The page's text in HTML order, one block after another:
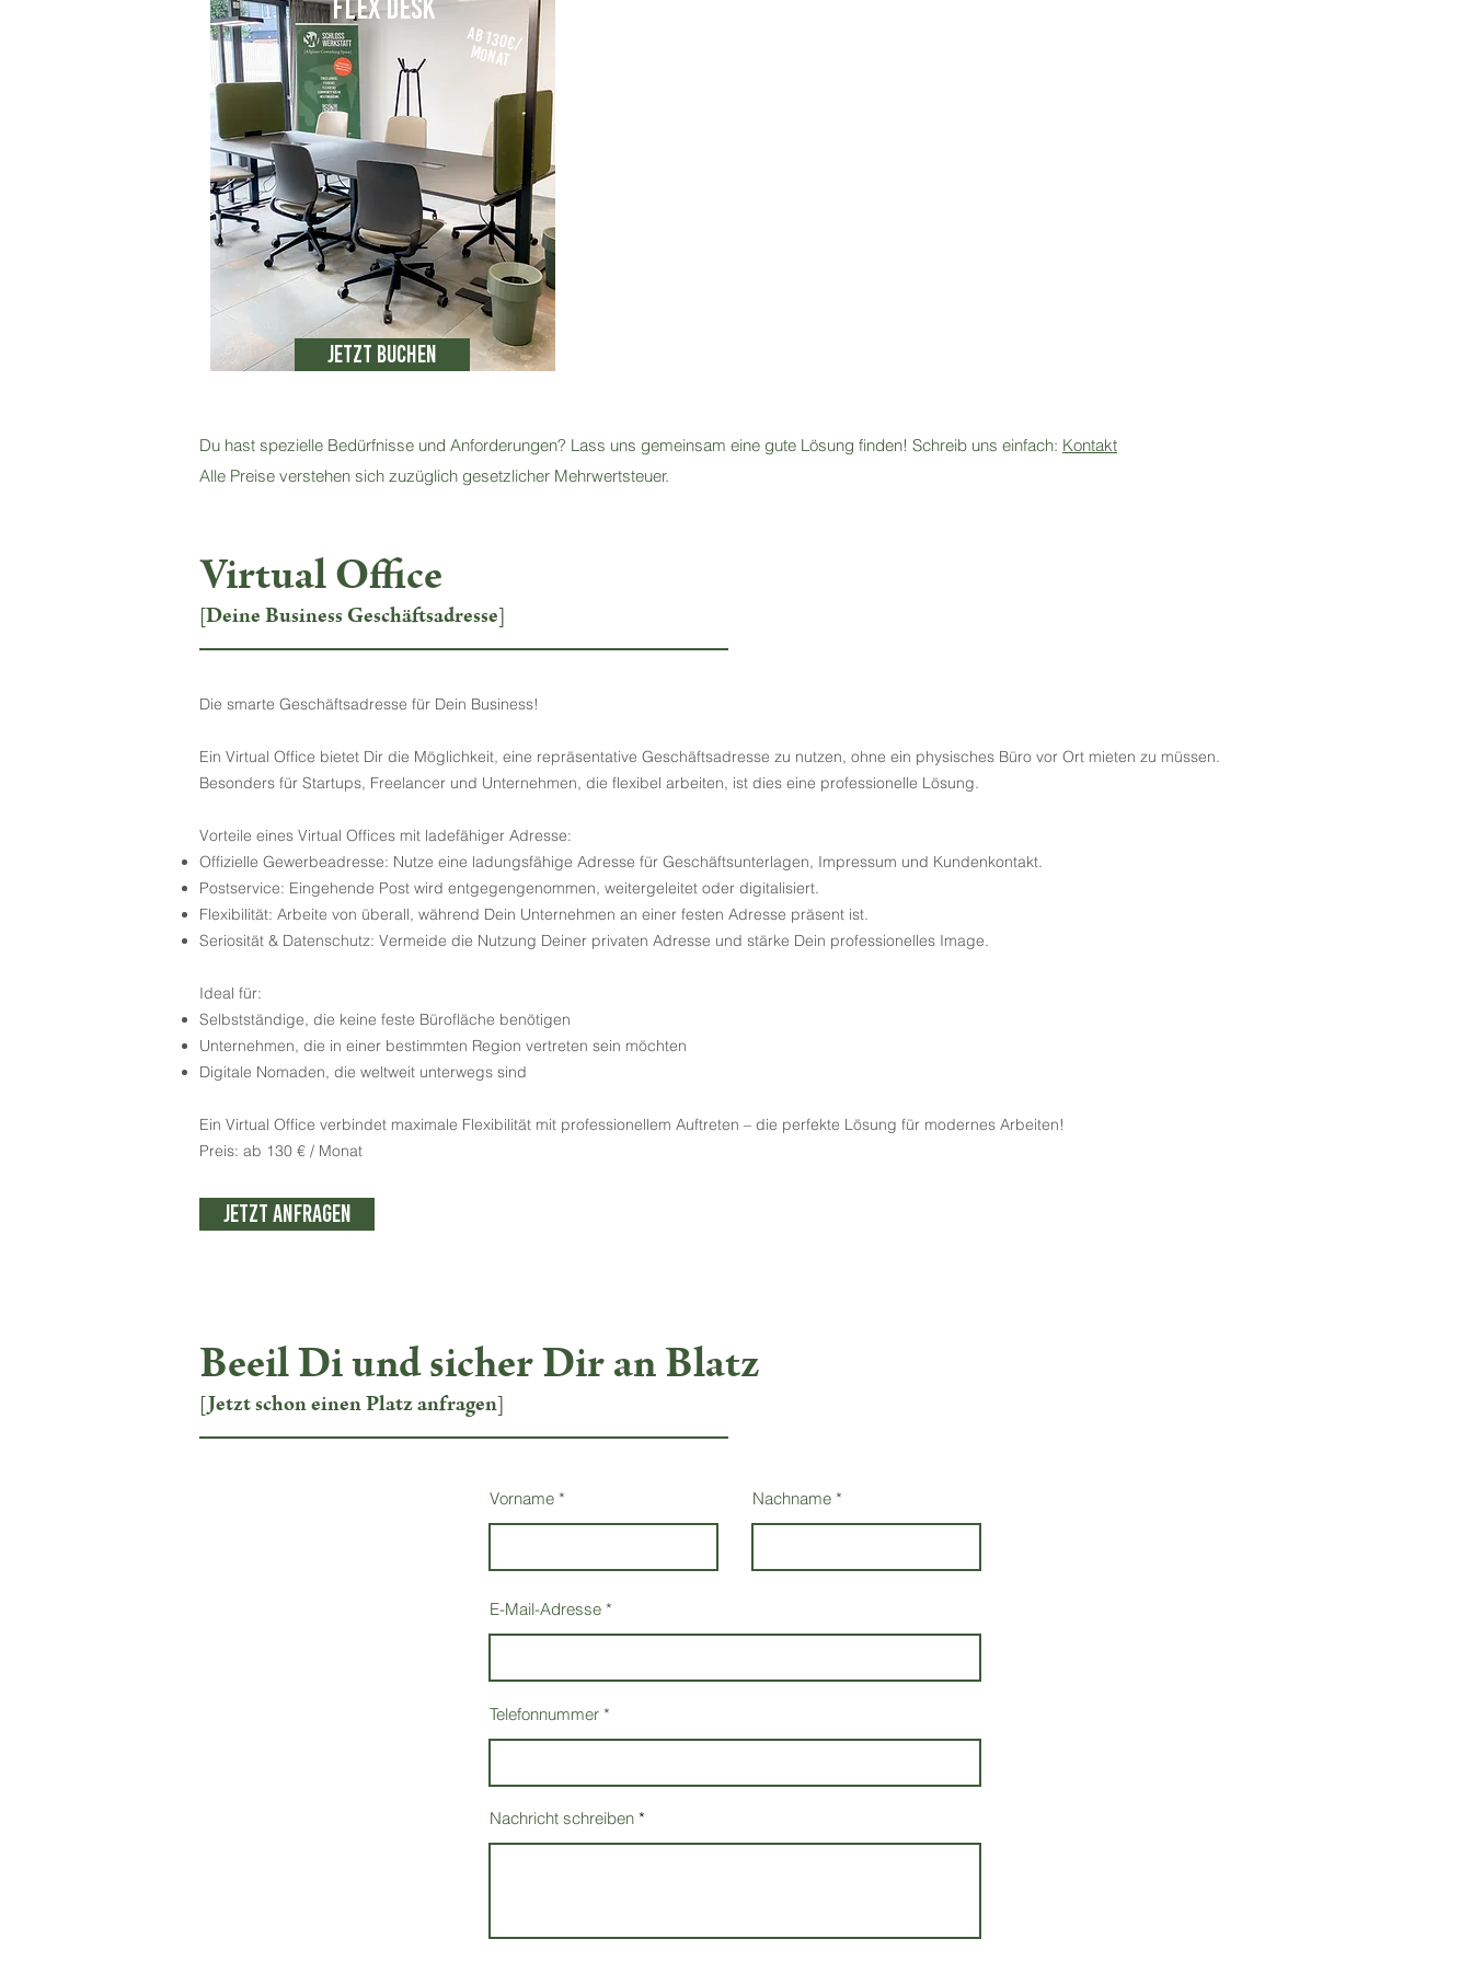
Jetzt buchen
Flex Desk
Ab 130€/
M
onat
Du hast spezielle Bedürfnisse und Anforderungen? Lass uns gemeinsam eine gute Lösung finden! Schreib uns einfach: Kontakt
Alle Preise verstehen sich zuzüglich gesetzlicher Mehrwertsteuer.
Virtual Office
[Deine Business Geschäftsadresse]
Die smarte Geschäftsadresse für Dein Business!
Ein Virtual Office bietet Dir die Möglichkeit, eine repräsentative Geschäftsadresse zu nutzen, ohne ein physisches Büro vor Ort mieten zu müssen.
Besonders für Startups, Freelancer und Unternehmen, die flexibel arbeiten, ist dies eine professionelle Lösung.
Vorteile eines Virtual Offices mit ladefähiger Adresse:
Offizielle Gewerbeadresse: Nutze eine ladungsfähige Adresse für Geschäftsunterlagen, Impressum und Kundenkontakt.
Postservice: Eingehende Post wird entgegengenommen, weitergeleitet oder digitalisiert.
Flexibilität: Arbeite von überall, während Dein Unternehmen an einer festen Adresse präsent ist.
Seriosität & Datenschutz: Vermeide die Nutzung Deiner privaten Adresse und stärke Dein professionelles Image.
Ideal für:
Selbstständige, die keine feste Bürofläche benötigen
Unternehmen, die in einer bestimmten Region vertreten sein möchten
Digitale Nomaden, die weltweit unterwegs sind
Ein Virtual Office verbindet maximale Flexibilität mit professionellem Auftreten – die perfekte Lösung für modernes Arbeiten!
Preis: ab 130 € / Monat
Jetzt anfragen
Beeil Di und sicher Dir an Blatz
[Jetzt schon einen Platz anfragen]
Vorname Nachname
E-Mail-Adresse
Telefonnummer
Nachricht schreiben